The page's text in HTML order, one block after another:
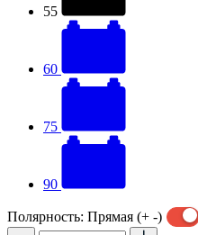
55
60
75
90
Полярность: Прямая (+ -)